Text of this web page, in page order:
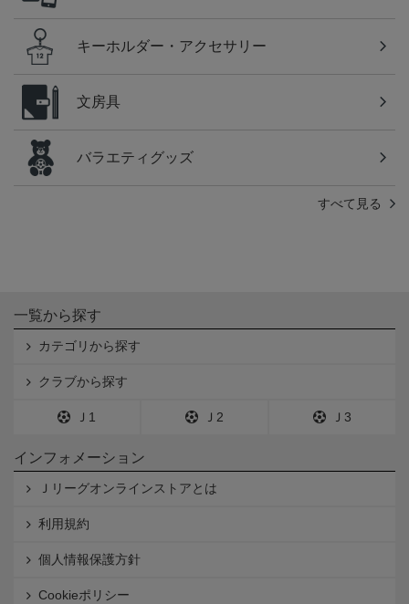
キーホルダー・アクセサリー
文房具
バラエティグッズ
すべて見る
一覧から探す
カテゴリから探す
クラブから探す
Ｊ1 Ｊ2 Ｊ3
インフォメーション
Ｊリーグオンラインストアとは
利用規約
個人情報保護方針
Cookieポリシー